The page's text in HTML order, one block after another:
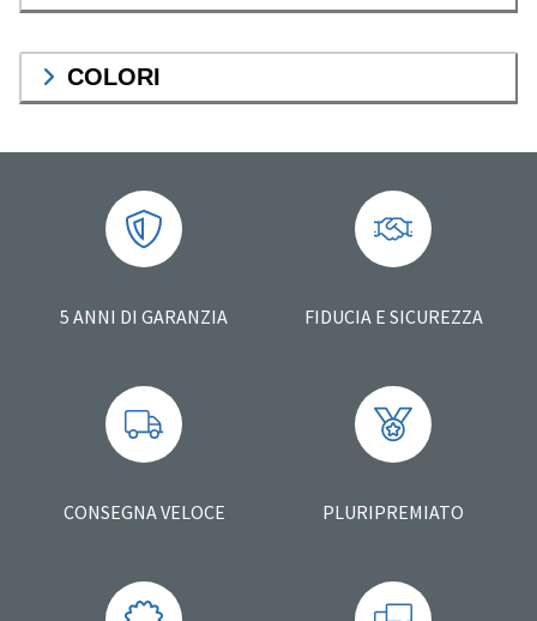
COLORI
5 ANNI DI GARANZIA FIDUCIA E SICUREZZA
CONSEGNA VELOCE PLURIPREMIATO